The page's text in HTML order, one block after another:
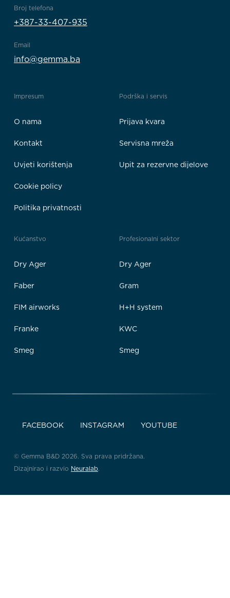
Broj telefona
+387-33-407-935
Email
info@gemma.ba
Impresum
O nama
Kontakt
Uvjeti korištenja
Cookie policy
Politika privatnosti
Podrška i servis
Prijava kvara
Servisna mreža
Upit za rezervne dijelove
Kućanstvo
Dry Ager
Faber
FIM airworks
Franke
Smeg
Profesionalni sektor
Dry Ager
Gram
H+H system
KWC
Smeg
FACEBOOK INSTAGRAM YOUTUBE
© Gemma B&D 2026. Sva prava pridržana.
Dizajnirao i razvio Neuralab.